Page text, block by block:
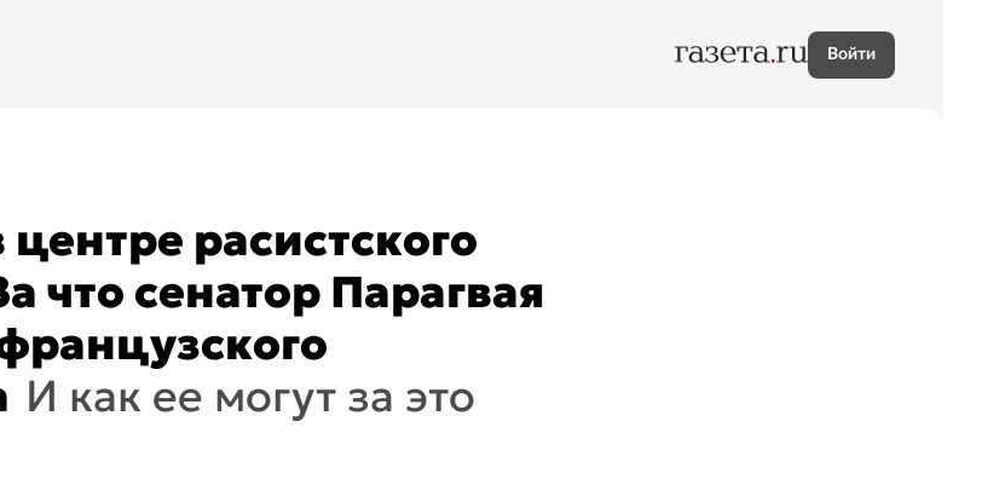
Войти
расистского
что сенатор Парагвая
И как ее могут за это